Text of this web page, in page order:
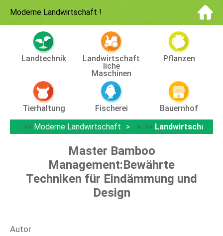
Moderne Landwirtschaft !
Landtechnik Landwirtschaft
Liche
Maschinen
Pflanzen
Tierhaltung Fischerei
Bauernhof
>> Moderne Landwirtschaft > >>
Master Bamboo
Management:Bewährte
Techniken für Eindämmung und
Design
Autor